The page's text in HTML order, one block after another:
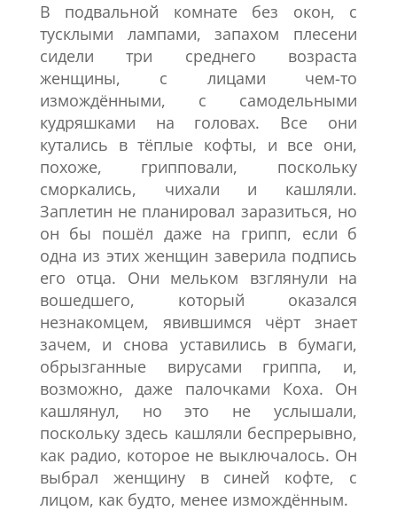
В подвальной комнате без окон, с
тусклыми лампами, запахом плесени
сидели три среднего возраста
женщины, с лицами чем-то
измождёнными, с самодельными
кудряшками на головах. Все они
кутались в тёплые кофты, и все они,
похоже, грипповали, поскольку
сморкались, чихали и кашляли.
Заплетин не планировал заразиться, но
он бы пошёл даже на грипп, если б
одна из этих женщин заверила подпись
его отца. Они мельком взглянули на
вошедшего, который оказался
незнакомцем, явившимся чёрт знает
зачем, и снова уставились в бумаги,
обрызганные вирусами гриппа, и,
возможно, даже палочками Коха. Он
кашлянул, но это не услышали,
поскольку здесь кашляли беспрерывно,
как радио, которое не выключалось. Он
выбрал женщину в синей кофте, с
лицом, как будто, менее измождённым.